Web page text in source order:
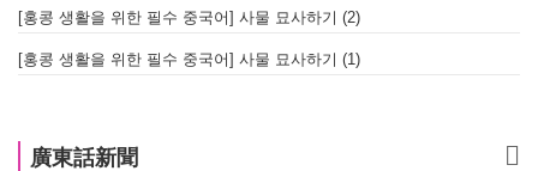
[홍콩 생활을 위한 필수 중국어] 사물 묘사하기 (2)
[홍콩 생활을 위한 필수 중국어] 사물 묘사하기 (1)
廣東話新聞